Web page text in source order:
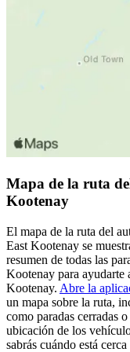
Mapa de la ruta
Kootenay
El mapa de la ruta del
East Kootenay se
resumen de todas las
Kootenay para
Kootenay. Abre la
un mapa sobre la ruta,
como paradas cerradas
ubicación de los
sabrás cuándo está